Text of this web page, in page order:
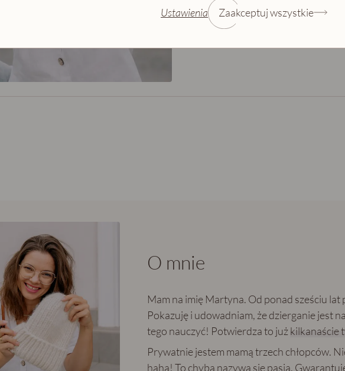
Zapisuję się
O mnie
Mam na imię Martyna. Od ponad sześciu
Pokazuję i udowadniam, że dzierganie jest
tego nauczyć! Potwierdza to jużkilkanaście
Prywatnie jestem mamą trzech chłopców.
haha! To chyba nazywa się pasja.
Ustawienia Zaakceptuj wszystkie